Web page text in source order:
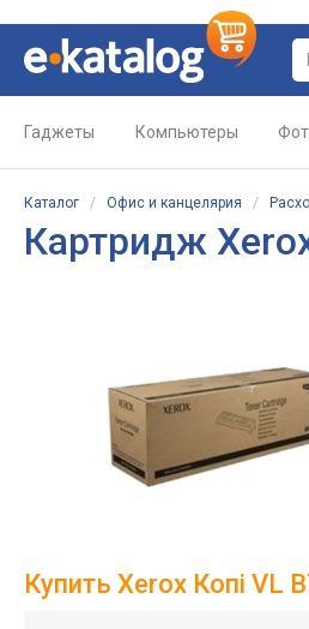
Гаджеты Компьютеры
Каталог / Офис и канцелярия /
Картридж
Купить Xerox Копі